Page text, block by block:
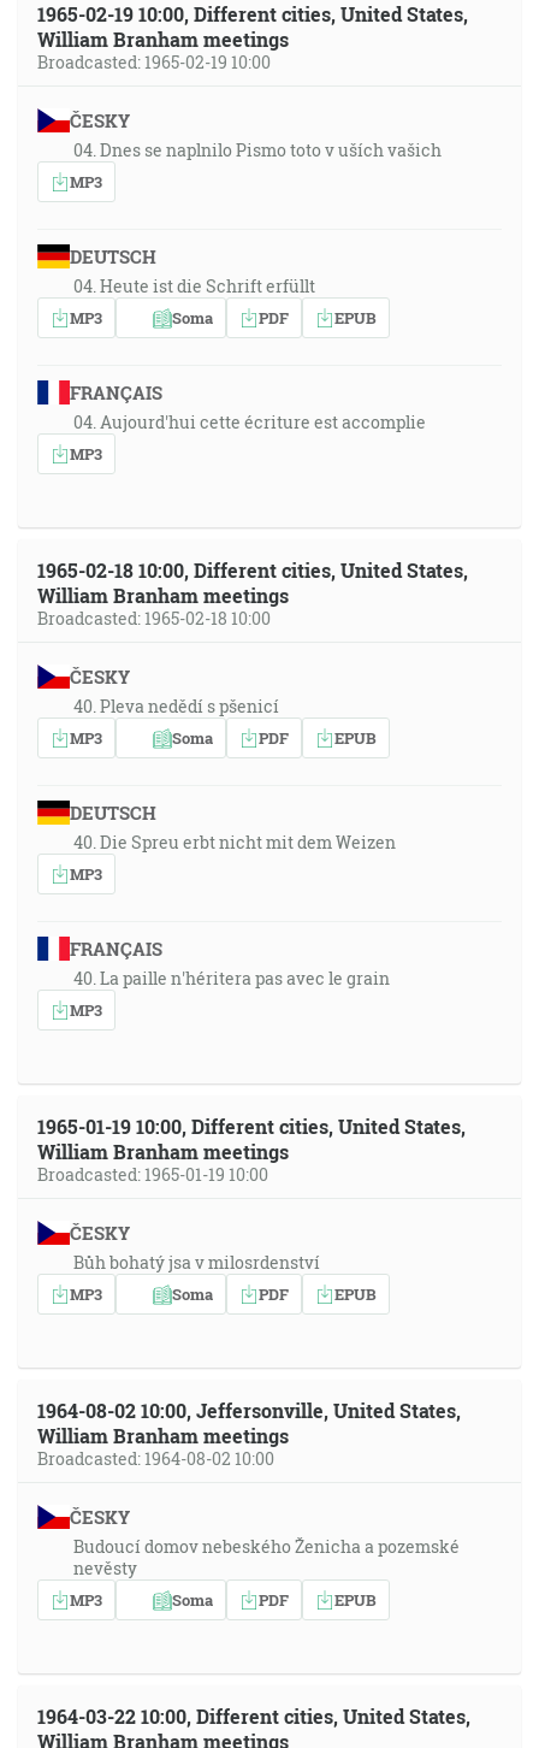
1965-02-19 10:00, Different cities, United States,
William Branham meetings
Broadcasted: 1965-02-19 10:00
ČESKY
04. Dnes se naplnilo Pismo toto v uších vašich
MP3
DEUTSCH
04. Heute ist die Schrift erfüllt
MP3 Soma PDF EPUB
FRANÇAIS
04. Aujourd'hui cette écriture est accomplie
MP3
1965-02-18 10:00, Different cities, United States,
William Branham meetings
Broadcasted: 1965-02-18 10:00
ČESKY
40. Pleva nedědí s pšenicí
MP3 Soma PDF EPUB
DEUTSCH
40. Die Spreu erbt nicht mit dem Weizen
MP3
FRANÇAIS
40. La paille n'héritera pas avec le grain
MP3
1965-01-19 10:00, Different cities, United States,
William Branham meetings
Broadcasted: 1965-01-19 10:00
ČESKY
Bůh bohatý jsa v milosrdenství
MP3 Soma PDF EPUB
1964-08-02 10:00, Jeffersonville, United States,
William Branham meetings
Broadcasted: 1964-08-02 10:00
ČESKY
Budoucí domov nebeského Ženicha a pozemské
nevěsty
MP3 Soma PDF EPUB
1964-03-22 10:00, Different cities, United States,
William Branham meetings